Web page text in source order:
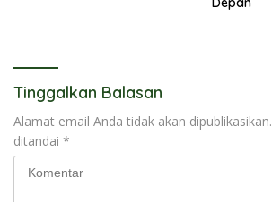
Tinggalkan Balasan
Alamat email Anda tidak akan dipublikasikan.
ditandai *